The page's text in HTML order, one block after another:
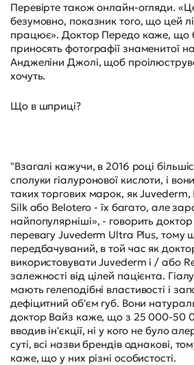
Перевірте також онлайн-огляди.
безумовно, показник того, що цей
працює». Доктор Передо каже, що
приносять фотографії знаменитої
Анджеліни Джолі, щоб
хочуть.
Що в шприці?
"Взагалі кажучи, в 2016 році
сполуки гіалуронової кислоти, і
таких торгових марок, як
Silk або Belotero - їх багато, але
найпопулярніші», - говорить
перевагу Juvederm Ultra Plus, тому
передбачуваний, в той час як
використовувати Juvederm і / або
залежності від цілей пацієнта.
мають гелеподібні властивості і
дефіцитний об'єм губ. Вони
доктор Вайз каже, що з 25 000-50
вводив ін'єкції, ні у кого не було
суті, всі назви брендів однакові,
каже, що у них різні особистості.